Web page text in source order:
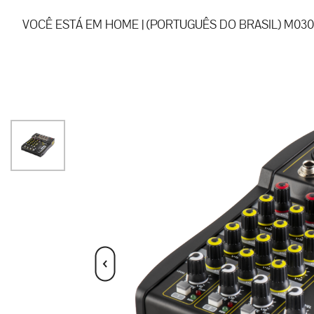
VOCÊ ESTÁ EM HOME |(PORTUGUÊS DO BRASIL)